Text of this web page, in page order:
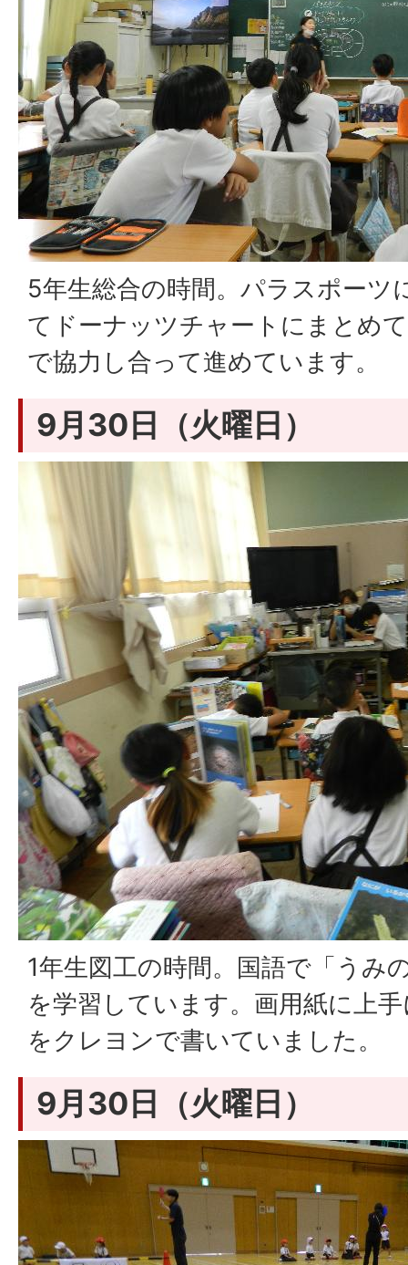
5年生総合の時間。パラスポーツ
てドーナッツチャートにまとめ
で協力し合って進めています。
9月30日（火曜日）
1年生図工の時間。国語で「うみ
を学習しています。画用紙に上
をクレヨンで書いていました。
9月30日（火曜日）